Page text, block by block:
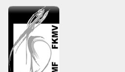
Accéder au contenu principal